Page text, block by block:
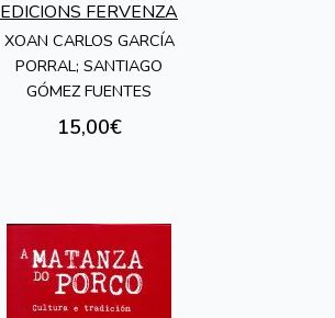
VIANA
EDICIONS FERVENZA
XOAN CARLOS GARCÍA
PORRAL; SANTIAGO
GÓMEZ FUENTES
15,00€